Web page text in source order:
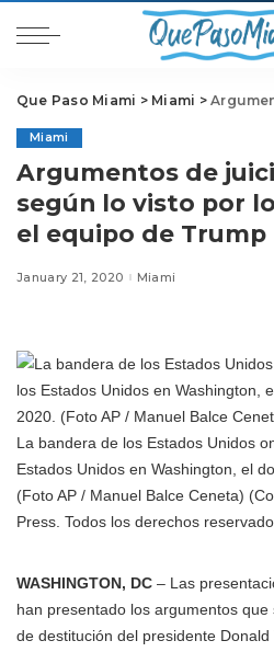
Que Paso Miami > Miami >Argumentos de
Miami
Argumentos de
según lo visto por
el equipo de Trump
January 21, 2020 Miami
La bandera de los Estados Unidos
Estados Unidos en Washington, el
(Foto AP / Manuel Balce Ceneta)
Press. Todos los derechos
WASHINGTON, DC – Las
han presentado los argumentos
de destitución del presidente